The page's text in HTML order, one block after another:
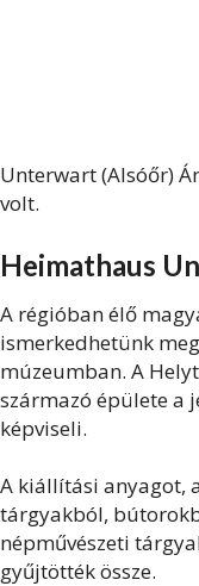
Unterwart (Alsóőr)
volt.
Heimathaus
A régióban élő
ismerkedhetünk
múzeumban. A
származó épülete a
képviseli.
A kiállítási anyagot,
tárgyakból,
népművészeti
gyűjtötték össze.